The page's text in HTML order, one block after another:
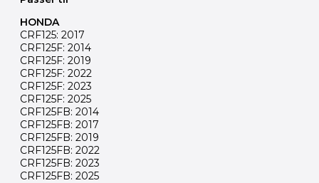
HONDA
CRF125: 2017
CRF125F: 2014
CRF125F: 2019
CRF125F: 2022
CRF125F: 2023
CRF125F: 2025
CRF125FB: 2014
CRF125FB: 2017
CRF125FB: 2019
CRF125FB: 2022
CRF125FB: 2023
CRF125FB: 2025